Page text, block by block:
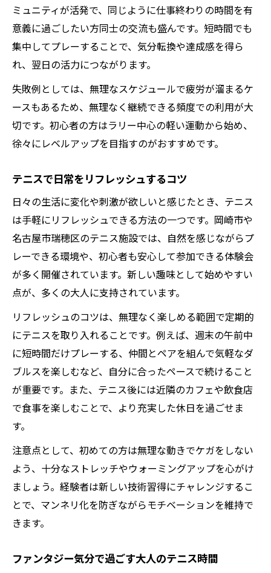
ミュニティが活発で、同じように仕事終わりの時間を有
意義に過ごしたい方同士の交流も盛んです。短時間でも
集中してプレーすることで、気分転換や達成感を得ら
れ、翌日の活力につながります。
失敗例としては、無理なスケジュールで疲労が溜まるケ
ースもあるため、無理なく継続できる頻度での利用が大
切です。初心者の方はラリー中心の軽い運動から始め、
徐々にレベルアップを目指すのがおすすめです。
テニスで日常をリフレッシュするコツ
日々の生活に変化や刺激が欲しいと感じたとき、テニス
は手軽にリフレッシュできる方法の一つです。岡崎市や
名古屋市瑞穂区のテニス施設では、自然を感じながらプ
レーできる環境や、初心者も安心して参加できる体験会
が多く開催されています。新しい趣味として始めやすい
点が、多くの大人に支持されています。
リフレッシュのコツは、無理なく楽しめる範囲で定期的
にテニスを取り入れることです。例えば、週末の午前中
に短時間だけプレーする、仲間とペアを組んで気軽なダ
ブルスを楽しむなど、自分に合ったペースで続けること
が重要です。また、テニス後には近隣のカフェや飲食店
で食事を楽しむことで、より充実した休日を過ごせま
す。
注意点として、初めての方は無理な動きでケガをしない
よう、十分なストレッチやウォーミングアップを心がけ
ましょう。経験者は新しい技術習得にチャレンジするこ
とで、マンネリ化を防ぎながらモチベーションを維持で
きます。
ファンタジー気分で過ごす大人のテニス時間